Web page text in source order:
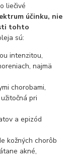
liečivé
účinku, nie
tohto
sú:
intenzitou,
najmä
chorobami,
pri
a epizód
kožných chorôb
akné,